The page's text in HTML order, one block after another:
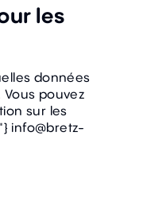
les
données
pouvez
sur les
info@bretz-